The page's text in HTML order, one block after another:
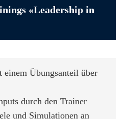
«Leadership in
einem Übungsanteil über
durch den Trainer
und Simulationen an